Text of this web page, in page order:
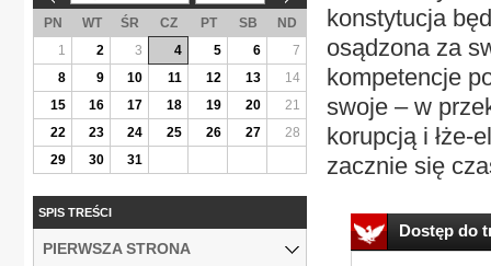
konstytucja
osądzona za
kompetencje
swoje – w
korupcją i łże-
zacznie się
Dostęp do
PN WT ŚR CZ PT SB
ND
1
2 3 4 5 6
7
8
9 10 11 12 13
14
15
16 17 18 19 20
21
22
23 24 25 26 27
28
29
30 31
SPIS TREŚCI
PIERWSZA STRONA